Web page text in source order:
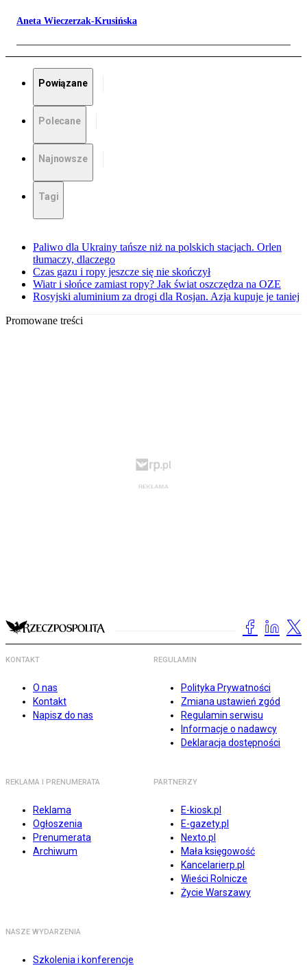
Aneta Wieczerzak-Krusińska
Powiązane
Polecane
Najnowsze
Tagi
Paliwo dla Ukrainy tańsze niż na polskich stacjach. Orlen
tłumaczy, dlaczego
Czas gazu i ropy jeszcze się nie skończył
Wiatr i słońce zamiast ropy? Jak świat oszczędza na OZE
Rosyjski aluminium za drogi dla Rosjan. Azja kupuje je taniej
Promowane treści
KONTAKT
O nas
Kontakt
Napisz do nas
REGULAMIN
Polityka Prywatności
Zmiana ustawień zgód
Regulamin serwisu
Informacje o nadawcy
Deklaracja dostępności
REKLAMA I PRENUMERATA
Reklama
Ogłoszenia
Prenumerata
Archiwum
PARTNERZY
E-kiosk.pl
E-gazety.pl
Nexto.pl
Mała księgowość
Kancelarierp.pl
Wieści Rolnicze
Życie Warszawy
NASZE WYDARZENIA
Szkolenia i konferencje